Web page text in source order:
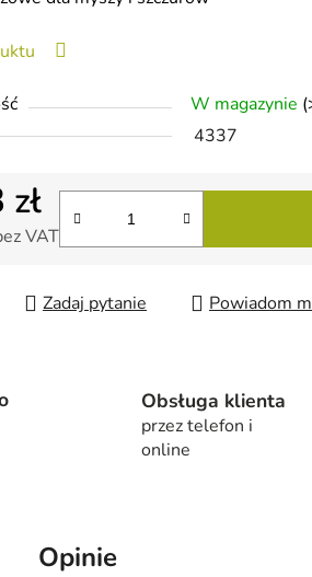
W magazynie
4337
VAT
Zadaj pytanie Powiadom
Obsługa klienta
przez telefon i
online
Opinie